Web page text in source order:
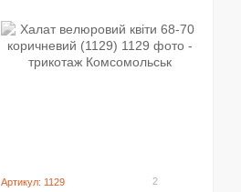
Артикул: 1129 2